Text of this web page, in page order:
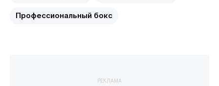
Профессиональный бокс
РЕКЛАМА